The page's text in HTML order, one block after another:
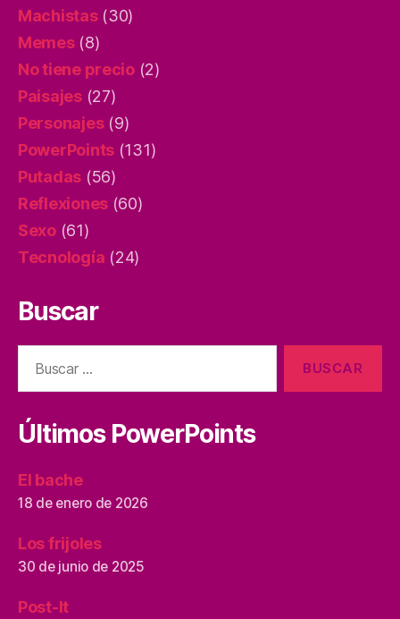
Machistas(30)
Memes(8)
No tiene precio(2)
Paisajes(27)
Personajes(9)
PowerPoints (131)
Putadas (56)
Reflexiones (60)
Sexo(61)
Tecnología (24)
Buscar
Últimos PowerPoints
El bache
18 de enero de 2026
Los frijoles
30 de junio de 2025
Post-It